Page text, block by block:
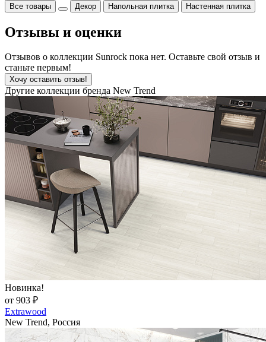
Все товары Декор Напольная плитка Настенная плитка
Отзывы и оценки
Отзывов о коллекции Sunrock пока нет. Оставьте свой отзыв и
станьте первым!
Хочу оставить отзыв!
Другие коллекции бренда New Trend
Новинка!
от 903 ₽
Extrawood
New Trend, Россия